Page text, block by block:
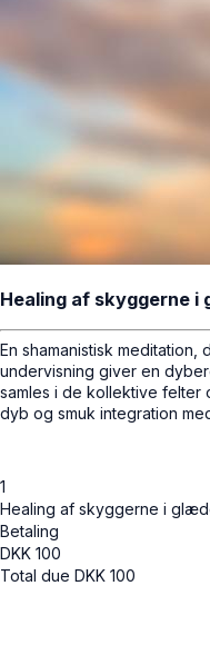
Healing af skyggerne i
En shamanistisk
undervisning giver en
samles i de kollektive
dyb og smuk integration
1
Healing af skyggerne i
Betaling
DKK 100
Total due DKK 100